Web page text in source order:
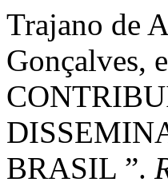
Trajano de
Gonçalves,
BRASIL ”.